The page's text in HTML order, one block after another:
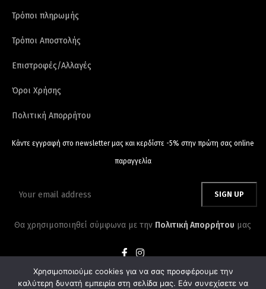
Τρόποι πληρωμής
Τρόποι Αποστολής
Επιστροφές/Αλλαγές
Όροι Χρήσης
Πολιτική Απορρήτου
Κάντε εγγραφή στο newsletter μας και κερδίστε -5% στην πρώτη σας online
παραγγελία
Θα χρησιμοποιηθεί σύμφωνα με την Πολιτική Απορρήτου μας
Χρησιμοποιούμε cookies για να σας προσφέρουμε την
καλύτερη δυνατή εμπειρία στη σελίδα μας. Εάν συνεχίσετε να